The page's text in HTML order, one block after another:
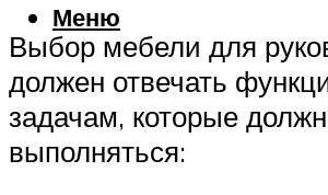
Меню
Выбор мебели для
должен отвечать
задачам, которые
выполняться: